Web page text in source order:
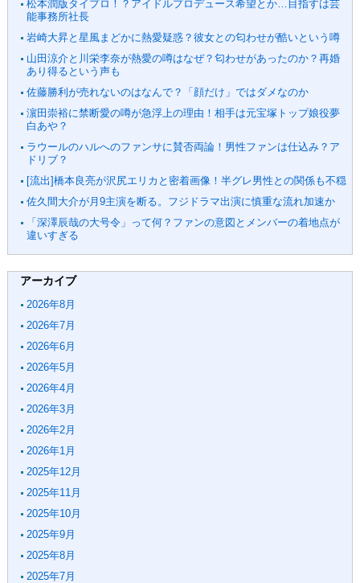
松本潤版タイプロ！？アイドルプロデュース希望とか…目指すは芸
能事務所社長
岩崎大昇と星風まどかに熱愛疑惑？彼女との匂わせが酷いという噂
山田涼介と川栄李奈が熱愛の噂はなぜ？匂わせがあったのか？再婚
あり得るという声も
佐藤勝利が売れないのはなんで？「顔だけ」ではダメなのか
濵田崇裕に禁断愛の噂が急浮上の理由！相手は元宝塚トップ娘役夢
白あや？
ラウールのハルへのファンサに賛否両論！男性ファンは仕込み？ア
ドリブ？
[流出]橋本良亮が沢尻エリカと密着画像！半グレ男性との関係も不穏
佐久間大介が月9主演を断る。フジドラマ出演に慎重な流れ加速か
「深澤辰哉の大号令」って何？ファンの意図とメンバーの着地点が
違いすぎる
アーカイブ
2026年8月
2026年7月
2026年6月
2026年5月
2026年4月
2026年3月
2026年2月
2026年1月
2025年12月
2025年11月
2025年10月
2025年9月
2025年8月
2025年7月